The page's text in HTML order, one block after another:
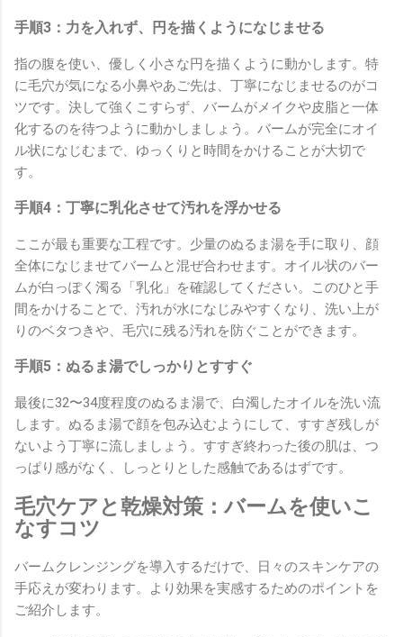
手順3：力を入れず、円を描くようになじませる
指の腹を使い、優しく小さな円を描くように動かします。特
に毛穴が気になる小鼻やあご先は、丁寧になじませるのがコ
ツです。決して強くこすらず、バームがメイクや皮脂と一体
化するのを待つように動かしましょう。バームが完全にオイ
ル状になじむまで、ゆっくりと時間をかけることが大切で
す。
手順4：丁寧に乳化させて汚れを浮かせる
ここが最も重要な工程です。少量のぬるま湯を手に取り、顔
全体になじませてバームと混ぜ合わせます。オイル状のバー
ムが白っぽく濁る「乳化」を確認してください。このひと手
間をかけることで、汚れが水になじみやすくなり、洗い上が
りのベタつきや、毛穴に残る汚れを防ぐことができます。
手順5：ぬるま湯でしっかりとすすぐ
最後に32〜34度程度のぬるま湯で、白濁したオイルを洗い流
します。ぬるま湯で顔を包み込むようにして、すすぎ残しが
ないよう丁寧に流しましょう。すすぎ終わった後の肌は、つ
っぱり感がなく、しっとりとした感触であるはずです。
毛穴ケアと乾燥対策：バームを使いこ
なすコツ
バームクレンジングを導入するだけで、日々のスキンケアの
手応えが変わります。より効果を実感するためのポイントを
ご紹介します。